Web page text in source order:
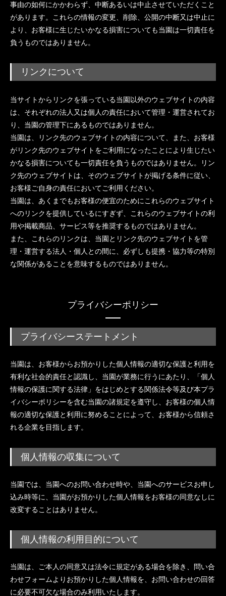
事由の如何にかかわらず、中断あるいは中止させていただくこと
があります。これらの情報の変更、削除、公開の中断又は中止に
より、お客様に生じたいかなる損害についても当園は一切責任を
負うものではありません。
リンクについて
当サイトからリンクを張っている当園以外のウェブサイトの内容
は、それぞれの法人又は個人の責任において管理・運営されてお
り、当園の管理下にあるものではありません。
当園は、リンク先のウェブサイトの内容について、また、お客様
がリンク先のウェブサイトをご利用になったことにより生じたい
かなる損害についても一切責任を負うものではありません。リン
ク先のウェブサイトは、そのウェブサイトが掲げる条件に従い、
お客様ご自身の責任においてご利用ください。
当園は、あくまでもお客様の便宜のためにこれらのウェブサイト
へのリンクを提供しているにすぎず、これらのウェブサイトの利
用や掲載商品、サービス等を推奨するものではありません。
また、これらのリンクは、当園とリンク先のウェブサイトを管
理・運営する法人・個人との間に、必ずしも提携・協力等の特別
な関係があることを意味するものではありません。
プライバシーポリシー
プライバシーステートメント
当園は、お客様からお預かりした個人情報の適切な保護と利用を
有利な社会的責任と認識し、当園が業務に行うにあたり、「個人
情報の保護に関する法律」をはじめとする関係法令等及び本プラ
イバシーポリシーを含む当園の諸規定を遵守し、お客様の個人情
報の適切な保護と利用に努めることによって、お客様から信頼さ
れる企業を目指します。
個人情報の収集について
当園では、当園へのお問い合わせ時や、当園へのサービスお申し
込み時等に、当園がお預かりした個人情報をお客様の同意なしに
改変することはありません。
個人情報の利用目的について
当園は、ご本人の同意又は法令に規定がある場合を除き、問い合
わせフォームよりお預かりした個人情報を、お問い合わせの回答
に必要不可欠な場合のみ利用いたします。